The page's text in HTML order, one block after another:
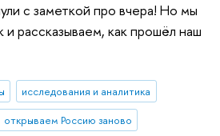
с заметкой про вчера! Но мы
и рассказываем, как прошёл наш
исследования и аналитика
открываем Россию заново